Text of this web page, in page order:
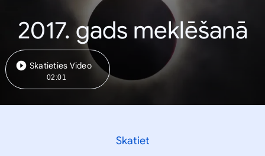
2017. gads meklēšanā
Skatieties Video
02:01
Skatiet